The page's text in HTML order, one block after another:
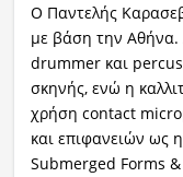
Ο Παντελής
με βάση την Αθήνα.
drummer και
σκηνής, ενώ η
χρήση contact
και επιφανειών ως
Submerged Forms